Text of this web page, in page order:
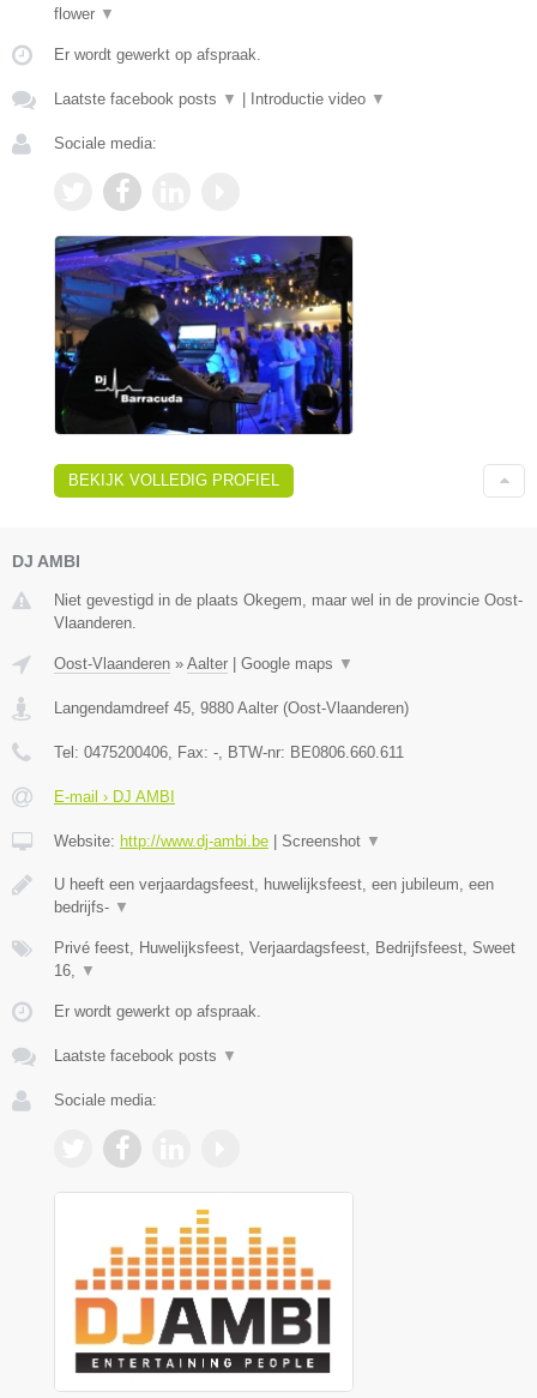
flower ▼
Er wordt gewerkt op afspraak.
Laatste facebook posts ▼ Introductie video ▼
Sociale media:
BEKIJK VOLLEDIG PROFIEL
DJ AMBI
Niet gevestigd in de plaats Okegem, maar wel in de provincie Oost-
Vlaanderen.
Oost-Vlaanderen » Aalter Google maps ▼
Langendamdreef 45 9880 Aalter (Oost-Vlaanderen)
Tel: 0475200406 , Fax: - , BTW-nr: BE0806.660.611
E-mail › DJ AMBI
Website: http://www.dj-ambi.be Screenshot ▼
U heeft een verjaardagsfeest, huwelijksfeest, een jubileum, een
bedrijfs- ▼
Privé feest, Huwelijksfeest, Verjaardagsfeest, Bedrijfsfeest, Sweet
16,
▼
Er wordt gewerkt op afspraak.
Laatste facebook posts ▼
Sociale media: